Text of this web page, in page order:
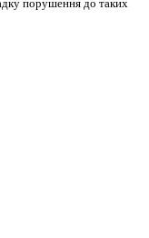
порушення до таких